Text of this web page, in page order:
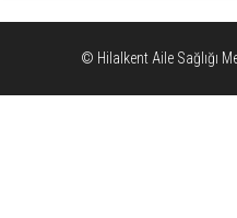
© Hilalkent Aile Sağlığı